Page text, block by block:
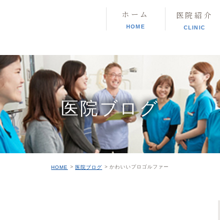
ホーム
HOME
医院紹介
CLINIC
医院ブログ
HOME 医院ブログ かわいいプロゴルファー